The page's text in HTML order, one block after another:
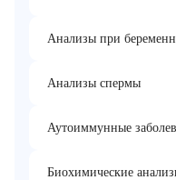
Анализы при
Анализы спермы
Аутоиммунные
Биохимические